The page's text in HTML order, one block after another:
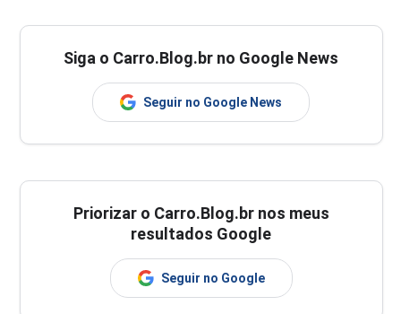
Siga o Carro.Blog.br no Google News
Seguir no Google News
Priorizar o Carro.Blog.br nos meus
resultados Google
Seguir no Google